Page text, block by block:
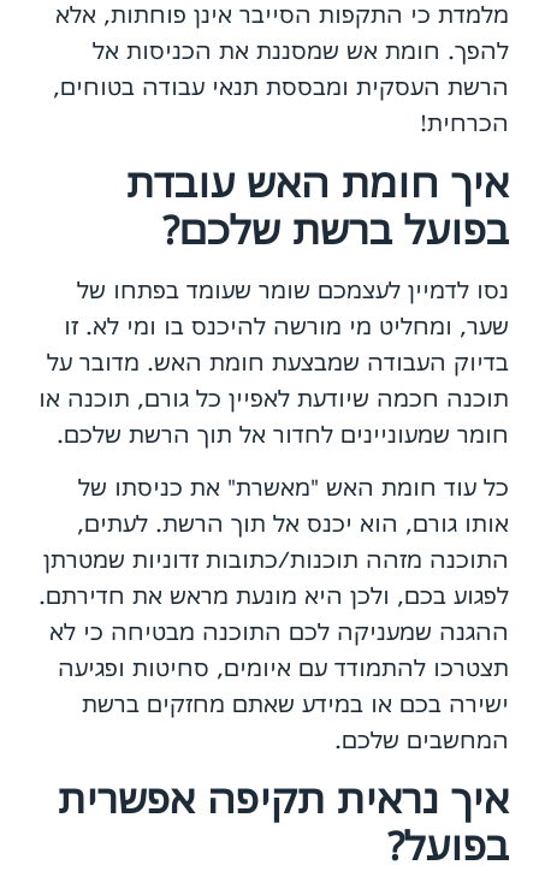
מלמדת כי התקפות הסייבר אינן פוחתות, אלא
להפך. חומת אש שמסננת את הכניסות אל
הרשת העסקית ומבססת תנאי עבודה בטוחים,
הכרחית!
איך חומת האש עובדת
בפועל ברשת שלכם?
נסו לדמיין לעצמכם שומר שעומד בפתחו של
שער, ומחליט מי מורשה להיכנס בו ומי לא. זו
בדיוק העבודה שמבצעת חומת האש. מדובר על
תוכנה חכמה שיודעת לאפיין כל גורם, תוכנה או
חומר שמעוניינים לחדור אל תוך הרשת שלכם.
כל עוד חומת האש "מאשרת" את כניסתו של
אותו גורם, הוא יכנס אל תוך הרשת. לעתים,
התוכנה מזהה תוכנות/כתובות זדוניות שמטרתן
לפגוע בכם, ולכן היא מונעת מראש את חדירתם.
ההגנה שמעניקה לכם התוכנה מבטיחה כי לא
תצטרכו להתמודד עם איומים, סחיטות ופגיעה
ישירה בכם או במידע שאתם מחזקים ברשת
המחשבים שלכם.
איך נראית תקיפה אפשרית
בפועל?